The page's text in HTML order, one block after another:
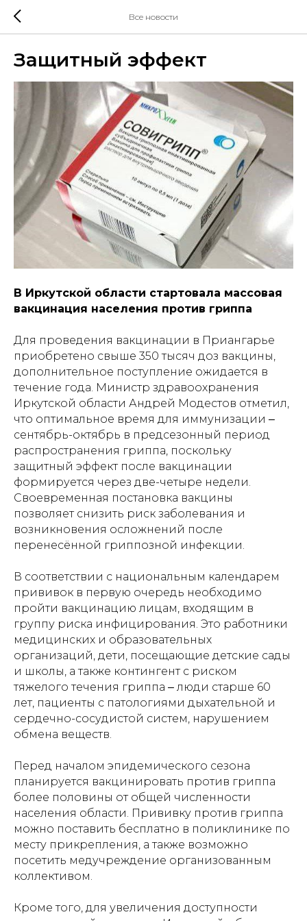
Все новости
Защитный эффект
В Иркутской области стартовала массовая
вакцинация населения против гриппа
Для проведения вакцинации в Приангарье
приобретено свыше 350 тысяч доз вакцины,
дополнительное поступление ожидается в
течение года. Министр здравоохранения
Иркутской области Андрей Модестов отметил,
что оптимальное время для иммунизации ‒
сентябрь-октябрь в предсезонный период
распространения гриппа, поскольку
защитный эффект после вакцинации
формируется через две-четыре недели.
Своевременная постановка вакцины
позволяет снизить риск заболевания и
возникновения осложнений после
перенесённой гриппозной инфекции.
В соответствии с национальным календарем
прививок в первую очередь необходимо
пройти вакцинацию лицам, входящим в
группу риска инфицирования. Это работники
медицинских и образовательных
организаций, дети, посещающие детские сады
и школы, а также контингент с риском
тяжелого течения гриппа ‒ люди старше 60
лет, пациенты с патологиями дыхательной и
сердечно-сосудистой систем, нарушением
обмена веществ.
Перед началом эпидемического сезона
планируется вакцинировать против гриппа
более половины от общей численности
населения области. Прививку против гриппа
можно поставить бесплатно в поликлинике по
месту прикрепления, а также возможно
посетить медучреждение организованным
коллективом.
Кроме того, для увеличения доступности